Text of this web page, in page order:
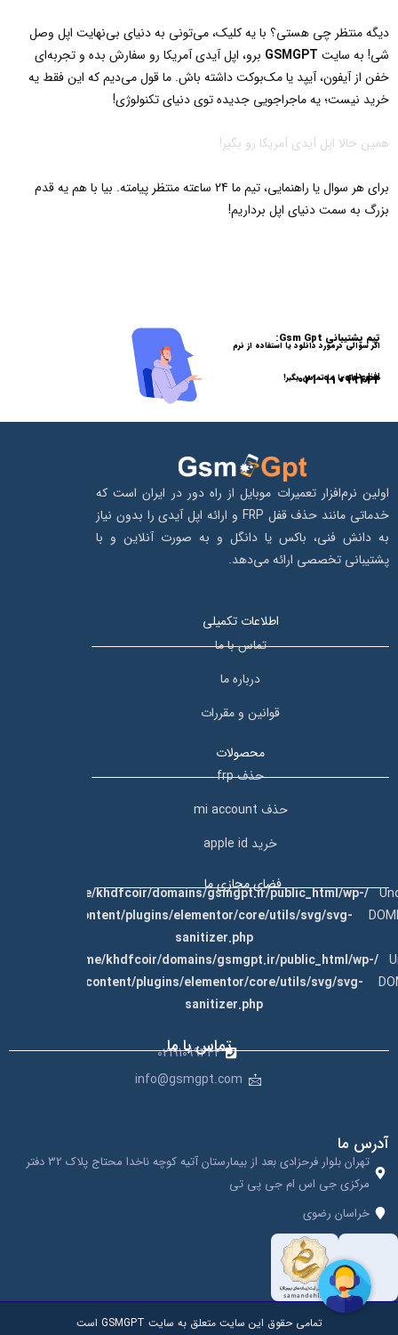
دیگه منتظر چی هستی؟ با یه کلیک، می‌تونی به دنیای بی‌نهایت اپل وصل
شی! به سایت GSMGPT برو، اپل آیدی آمریکا رو سفارش بده و تجربه‌ای
خفن از آیفون، آیپد یا مک‌بوکت داشته باش. ما قول می‌دیم که این فقط یه
خرید نیست؛ یه ماجراجویی جدیده توی دنیای تکنولوژی!
همین حالا اپل آیدی آمریکا رو بگیر!
برای هر سوال یا راهنمایی، تیم ما 24 ساعته منتظر پیامته. بیا با هم یه قدم
بزرگ به سمت دنیای اپل برداریم!
تیم پشتیبانی Gsm Gpt:
اگر سوالی درمورد دانلود یا استفاده از نرم
افزار داری،
همین حالا با ما تماس بگیر!
021-91099442
اولین نرم‌افزار تعمیرات موبایل از راه دور در ایران است که
خدماتی مانند حذف قفل FRP و ارائه اپل آیدی را بدون نیاز
به دانش فنی، باکس یا دانگل و به‌ صورت آنلاین و با
پشتیبانی تخصصی ارائه می‌دهد.
اطلاعات تکمیلی
تماس با ما
درباره ما
قوانین و مقررات
محصولات
حذف frp
حذف mi account
خرید apple id
فضای مجازی ما
:
/home/khdfcoir/domains/gsmgpt.ir/public_html/wp-
content/plugins/elementor/core/utils/svg/svg-
sanitizer.php
:
/home/khdfcoir/domains/gsmgpt.ir/public_html/wp-
content/plugins/elementor/core/utils/svg/svg-
sanitizer.php
تماس با ما
02191099442
info@gsmgpt.com
آدرس ما
تهران بلوار فرحزادی بعد از بیمارستان آتیه کوچه ناخدا محتاج پلاک 32 دفتر
مرکزی جی اس ام جی پی تی
خراسان رضوی
تمامی حقوق این سایت متعلق به سایت GSMGPT است